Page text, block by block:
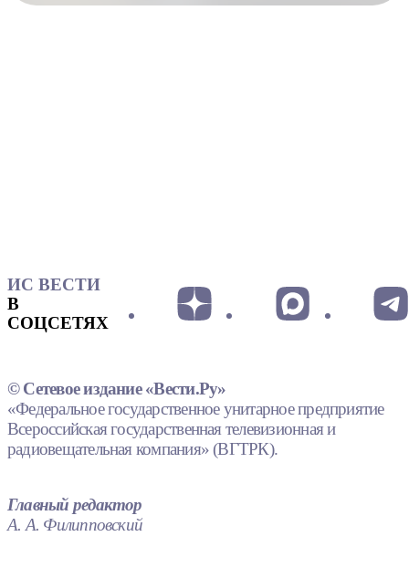
ИС ВЕСТИ
В
СОЦСЕТЯХ
© Сетевое издание «Вести.Ру»
«Федеральное государственное унитарное предприятие
Всероссийская государственная телевизионная и
радиовещательная компания» (ВГТРК).
Главный редактор
А. А. Филипповский